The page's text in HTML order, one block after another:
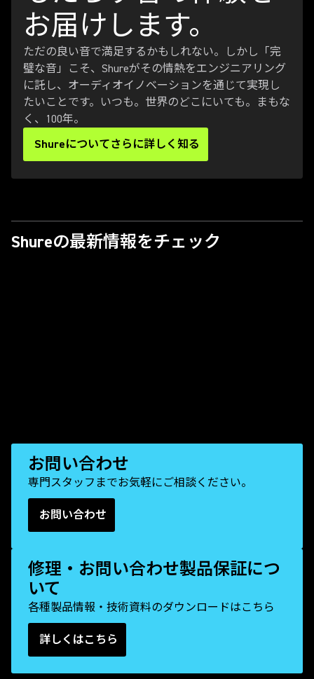
お届けします。
ただの良い音で満足するかもしれない。しかし「完
璧な音」こそ、Shureがその情熱をエンジニアリング
に託し、オーディオイノベーションを通じて実現し
たいことです。いつも。世界のどこにいても。まもな
く、100年。
Shureについてさらに詳しく知る
Shureの最新情報をチェック
お問い合わせ
専門スタッフまでお気軽にご相談ください。
お問い合わせ
修理・お問い合わせ製品保証につ
いて
各種製品情報・技術資料のダウンロードはこちら
詳しくはこちら